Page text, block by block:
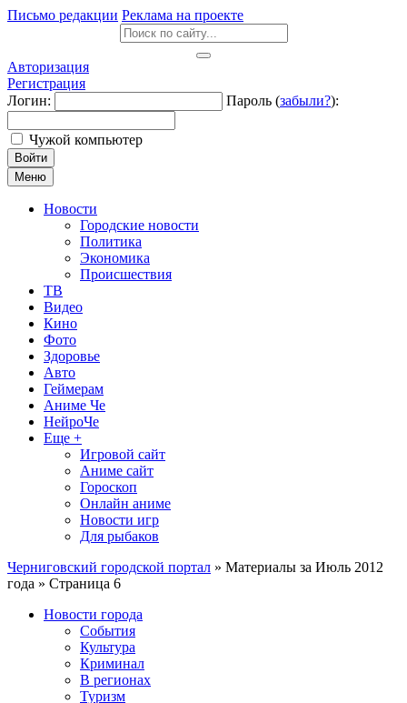
Письмо редакции Реклама на проекте
Авторизация
Регистрация
Логин:
Пароль (забыли?):
Чужой компьютер
Войти
Меню
Новости
Городские новости
Политика
Экономика
Происшествия
ТВ
Видео
Кино
Фото
Здоровье
Авто
Геймерам
Аниме Че
НейроЧе
Еще +
Игровой сайт
Аниме сайт
Гороскоп
Онлайн аниме
Новости игр
Для рыбаков
Черниговский городской портал » Материалы за Июль 2012
года » Страница 6
Новости города
События
Культура
Криминал
В регионах
Туризм